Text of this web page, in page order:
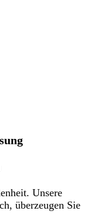
Unsere
überzeugen Sie